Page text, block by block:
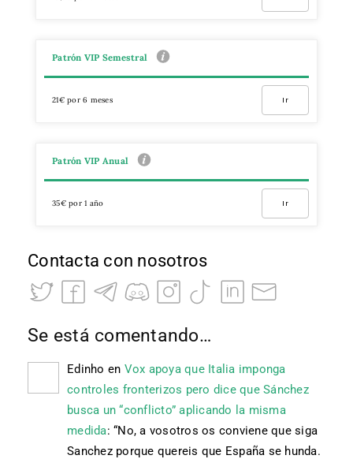
Patrón VIP Semestral
21€ por 6 meses Ir
Patrón VIP Anual
35€ por 1 año Ir
Contacta con nosotros
Se está comentando…
Edinho en Vox apoya que Italia imponga
controles fronterizos pero dice que Sánchez
busca un “conflicto” aplicando la misma
medida: “No, a vosotros os conviene que siga
Sanchez porque quereis que España se hunda.